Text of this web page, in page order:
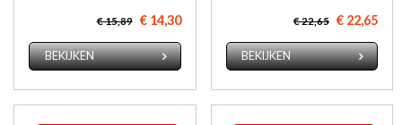
€ 15,89 € 14,30
BEKIJKEN
€ 22,65 € 22,65
BEKIJKEN